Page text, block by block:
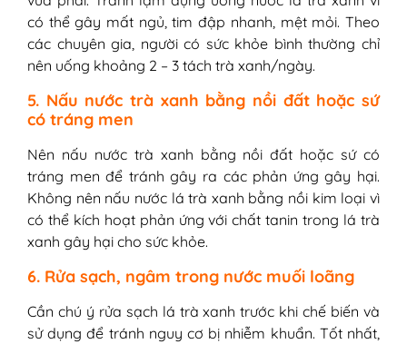
có thể gây mất ngủ, tim đập nhanh, mệt mỏi. Theo
các chuyên gia, người có sức khỏe bình thường chỉ
nên uống khoảng 2 – 3 tách trà xanh/ngày.
5. Nấu nước trà xanh bằng nồi đất hoặc sứ
có tráng men
Nên nấu nước trà xanh bằng nồi đất hoặc sứ có
tráng men để tránh gây ra các phản ứng gây hại.
Không nên nấu nước lá trà xanh bằng nồi kim loại vì
có thể kích hoạt phản ứng với chất tanin trong lá trà
xanh gây hại cho sức khỏe.
6. Rửa sạch, ngâm trong nước muối loãng
Cần chú ý rửa sạch lá trà xanh trước khi chế biến và
sử dụng để tránh nguy cơ bị nhiễm khuẩn. Tốt nhất,